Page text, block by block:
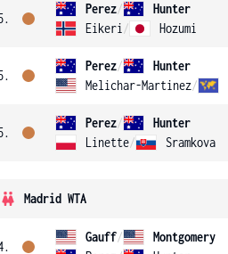
Perez/
Hunter
Eikeri / Hozumi
Perez/
Hunter
Melichar-Martinez/
Perez/
Hunter
Linette/ Sramkova
Madrid WTA
Gauff/
Montgomery